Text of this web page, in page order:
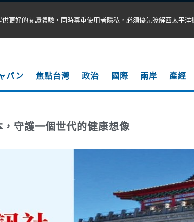
パン 焦點台灣 政治 國際 兩岸 產經
，守護一個世代的健康想像
更好的閱讀體驗，同時尊重使用者隱私，必須優先瞭解西太平